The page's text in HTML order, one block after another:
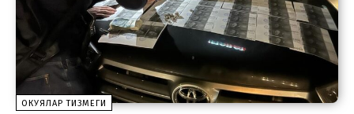
ОКУЯЛАР ТИЗМЕГИ